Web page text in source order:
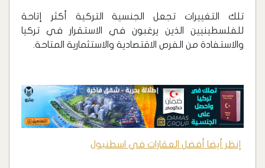
تلك التغييرات تجعل الجنسية التركية أكثر إتاحة
للفلسطينيين الذين يرغبون في الاستقرار في تركيا
والاستفادة من الفرص الاقتصادية والاستثمارية المتاحة.
إنظر أيضا أفضل العقارات في اسطنبول